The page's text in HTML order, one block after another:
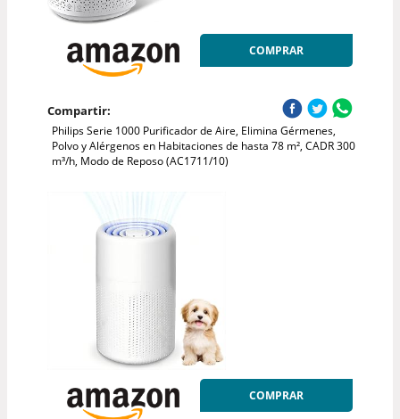
COMPRAR
Compartir:
Philips Serie 1000 Purificador de Aire, Elimina Gérmenes,
Polvo y Alérgenos en Habitaciones de hasta 78 m², CADR 300
m³/h, Modo de Reposo (AC1711/10)
COMPRAR